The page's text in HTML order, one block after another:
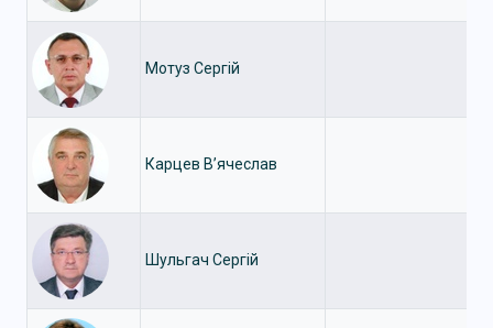
Мотуз Сергій
Карцев В’ячеслав
Шульгач Сергій